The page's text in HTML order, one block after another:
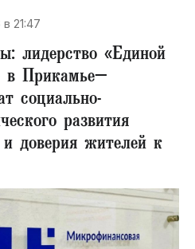
21:47
лидерство «Единой
в Прикамье–
социально-
развития
и доверия жителей к